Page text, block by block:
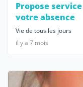
Propose
votre absence
Vie de tous les jours
il y a 7 mois